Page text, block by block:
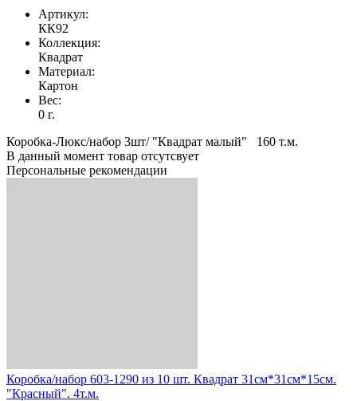
Артикул:
КК92
Коллекция:
Квадрат
Материал:
Картон
Вес:
0 г.
Коробка-Люкс/набор 3шт/ "Квадрат малый" 160 т.м.
В данный момент товар отсутсвует
Персональные рекомендации
Коробка/набор 603-1290 из 10 шт. Квадрат 31см*31см*15см.
"Красный". 4т.м.